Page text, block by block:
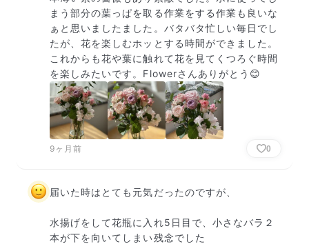
まう部分の葉っぱを取る作業をする作業も良いな
ぁと思いましたました。バタバタ忙しい毎日でし
たが、花を楽しむホッとする時間ができました。
これからも花や葉に触れて花を見てくつろぐ時間
を楽しみたいです。Flowerさんありがとう😊
9ヶ月前 0
届いた時はとても元気だったのですが、
水揚げをして花瓶に入れ5日目で、小さなバラ２
本が下を向いてしまい残念でした